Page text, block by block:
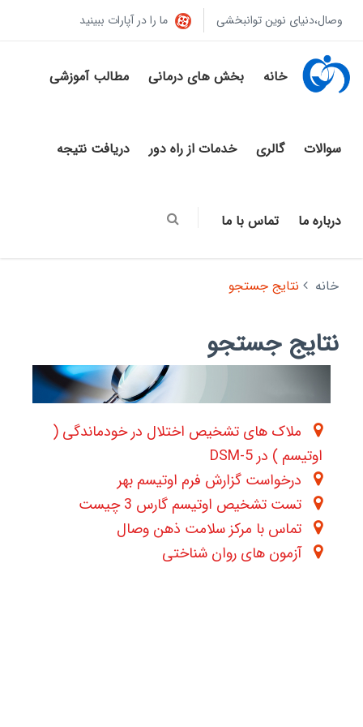
وصال،دنیای نوین توانبخشی ما را در آپارات ببینید
خانه بخش های درمانی مطالب آموزشی
سوالات گالری خدمات از راه دور دریافت نتیجه
درباره ما تماس با ما
خانه نتایج جستجو
نتایج جستجو
ملاک های تشخیص اختلال در خودماندگی (
اوتیسم ) در DSM-5
درخواست گزارش فرم اوتیسم بهر
تست تشخیص اوتیسم گارس 3 چیست
تماس با مرکز سلامت ذهن وصال
آزمون های روان شناختی